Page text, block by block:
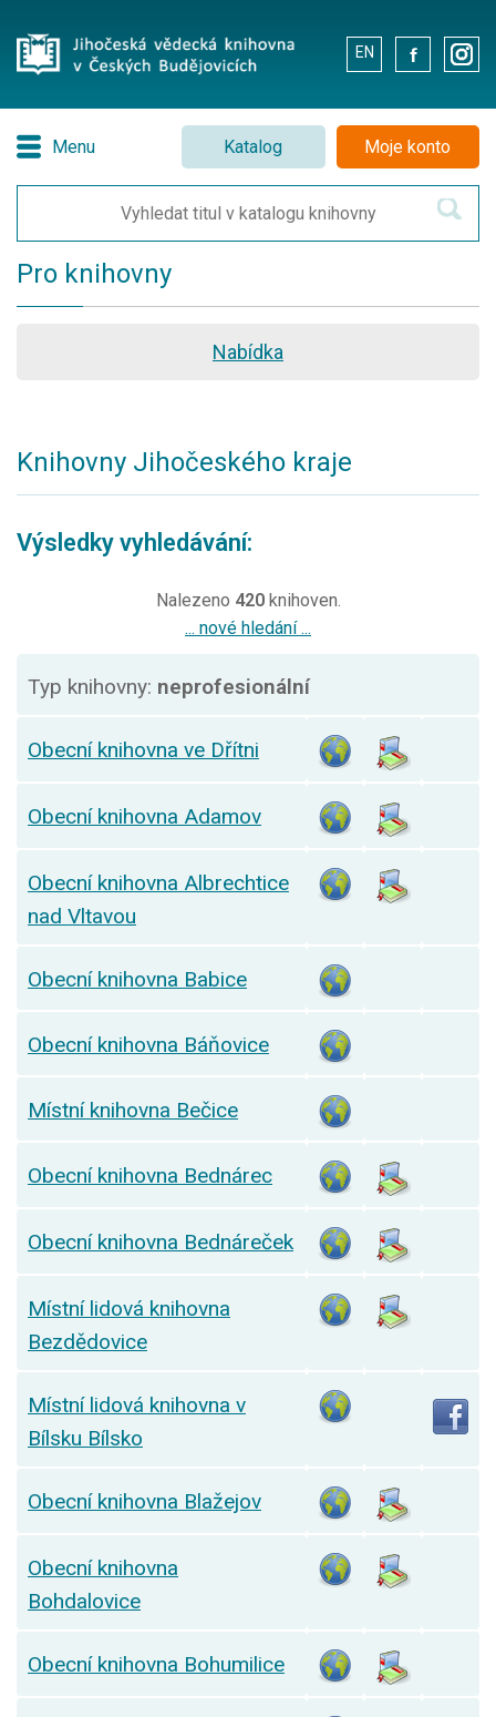
EN . .
Menu Katalog Moje konto
Pro knihovny
Nabídka
Knihovny Jihočeského kraje
Výsledky vyhledávání:
Nalezeno 420knihoven.
... nové hledání ...
Typ knihovny: neprofesionální
Obecní knihovna ve Dřítni
Obecní knihovna Adamov
Obecní knihovna Albrechtice
nad Vltavou
Obecní knihovna Babice
Obecní knihovna Báňovice
Místní knihovna Bečice
Obecní knihovna Bednárec
Obecní knihovna Bednáreček
Místní lidová knihovna
Bezdědovice
Místní lidová knihovna v
Bílsku Bílsko
Obecní knihovna Blažejov
Obecní knihovna
Bohdalovice
Obecní knihovna Bohumilice